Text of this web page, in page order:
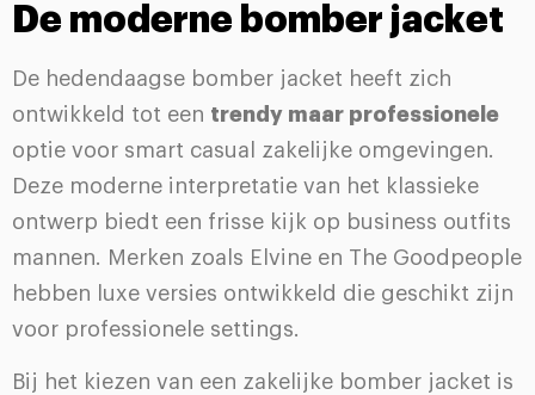
De moderne bomber jacket
De hedendaagse bomber jacket heeft zich
ontwikkeld tot een trendy maar professionele
optie voor smart casual zakelijke omgevingen.
Deze moderne interpretatie van het klassieke
ontwerp biedt een frisse kijk op business outfits
mannen. Merken zoals Elvine en The Goodpeople
hebben luxe versies ontwikkeld die geschikt zijn
voor professionele settings.
Bij het kiezen van een zakelijke bomber jacket is